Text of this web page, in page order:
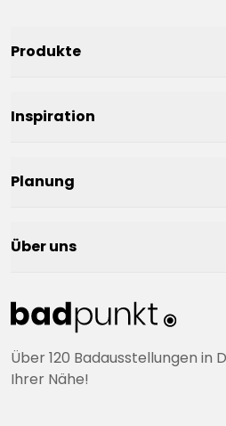
Über 120 Badausstellungen in
Ihrer Nähe!
Produkte
Inspiration
Planung
Über uns